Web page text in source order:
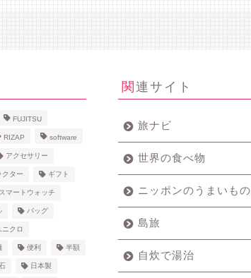
FUJITSU
RIZAP software
アクセサリー
クター ギフト
スマートウォッチ
バッグ
ニクロ
便利 半額
日本製
関連サイト
旅ナビ
世界の食べ物
ニッポンのうまいもの
島旅
自炊で湯治